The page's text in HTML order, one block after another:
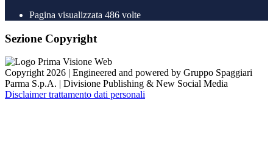
Pagina visualizzata 486 volte
Sezione Copyright
Copyright 2026 | Engineered and powered by Gruppo Spaggiari
Parma S.p.A. | Divisione Publishing & New Social Media
Disclaimer trattamento dati personali